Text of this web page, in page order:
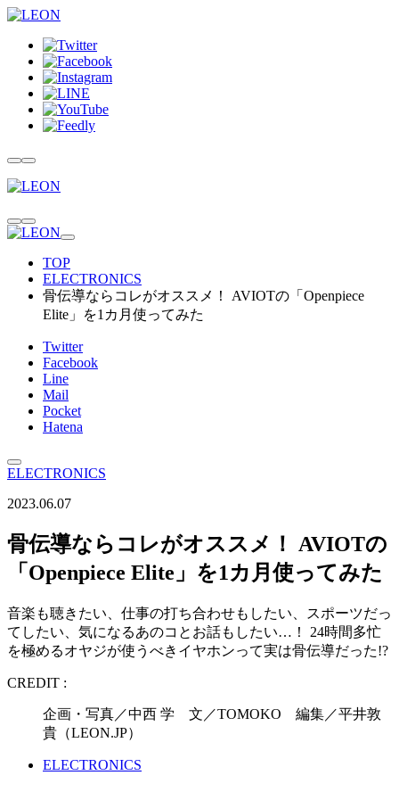
TOP
ELECTRONICS
骨伝導ならコレがオススメ！ AVIOTの「Openpiece
Elite」を1カ月使ってみた
Twitter
Facebook
Line
Mail
Pocket
Hatena
ELECTRONICS
2023.06.07
骨伝導ならコレがオススメ！ AVIOTの
「Openpiece Elite」を1カ月使ってみた
音楽も聴きたい、仕事の打ち合わせもしたい、スポーツだっ
てしたい、気になるあのコとお話もしたい…！ 24時間多忙
を極めるオヤジが使うべきイヤホンって実は骨伝導だった!?
CREDIT :
企画・写真／中西 学 文／TOMOKO 編集／平井敦
貴（LEON.JP）
ELECTRONICS